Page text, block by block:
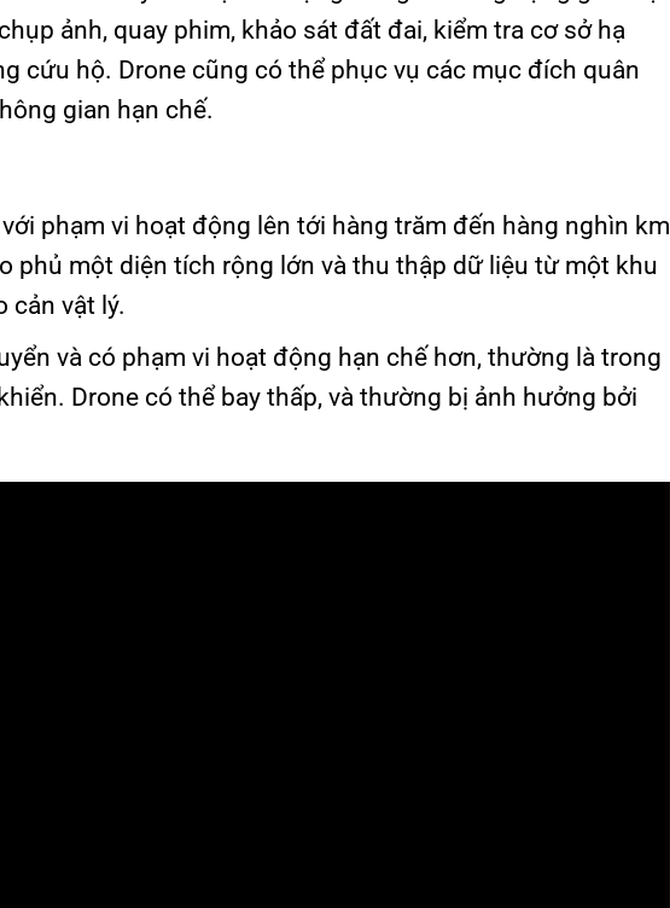
ảnh, quay phim, khảo sát đất đai, kiểm tra cơ sở hạ
cứu hộ. Drone cũng có thể phục vụ các mục đích quân
gian hạn chế.
phạm vi hoạt động lên tới hàng trăm đến hàng nghìn km
phủ một diện tích rộng lớn và thu thập dữ liệu từ một khu
cản vật lý.
và có phạm vi hoạt động hạn chế hơn, thường là trong
Drone có thể bay thấp, và thường bị ảnh hưởng bởi